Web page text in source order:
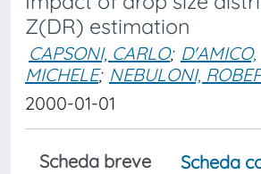
Z(DR) estimation
CAPSONI, CARLO; D'AMICO,
MICHELE; NEBULONI,
2000-01-01
Scheda breve
Scheda